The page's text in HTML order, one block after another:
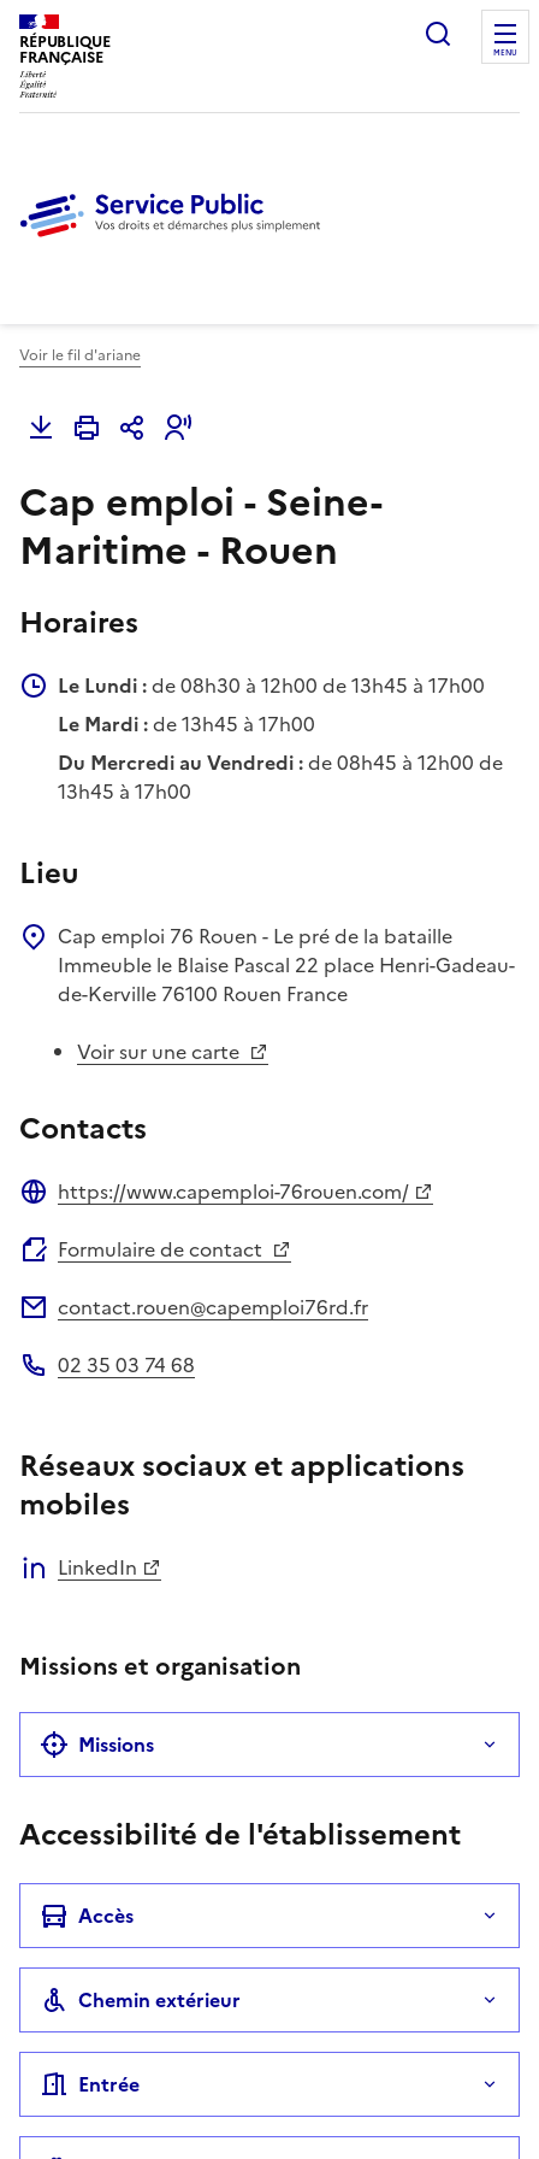
RÉPUBLIQUE
FRANÇAISE
Ouvrir
MENU
Voir le fil d'ariane
Cap emploi - Seine-
Maritime - Rouen
Horaires
Le Lundi :de 08h30 à 12h00 de 13h45 à 17h00
Le Mardi :de 13h45 à 17h00
Du Mercredi au Vendredi :de 08h45 à 12h00 de
13h45 à 17h00
Lieu
Cap emploi 76 Rouen - Le pré de la bataille
Immeuble le Blaise Pascal 22 place Henri-Gadeau-
de-Kerville 76100 Rouen France
Voir sur une carte
Contacts
https://www.capemploi-76rouen.com/
Formulaire de contact
contact.rouen@capemploi76rd.fr
02 35 03 74 68
Réseaux sociaux et applications
mobiles
LinkedIn
Missions et organisation
Missions
Accessibilité de l'établissement
Accès
Chemin extérieur
Entrée